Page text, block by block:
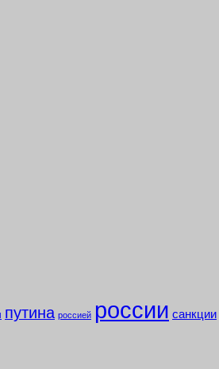
путина россией россии санкции